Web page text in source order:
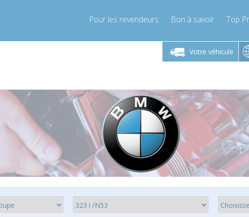
Pour les revendeurs Bon à savoir Top
Votre véhicule
Lundi-Vendredi 9h-17h Lundi-Vendredi 9h-17h
info@compressor-express.fr
Lundi-